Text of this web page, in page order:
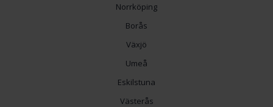
Norrköping
Borås
Växjö
Umeå
Eskilstuna
Västerås